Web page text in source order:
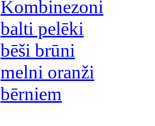
Kombinezoni
balti pelēki
bēši brūni
melni oranži
bērniem